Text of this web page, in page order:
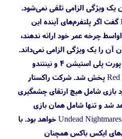
یک ویژگی الزامی تلقی نمی‌شود.
این مدیرعامل در صحبت با IGN گفت اگر پلتفرم‌های آینده این
چرخه عمر خود ارائه ندهند،
آن را یک ویژگی الزامی نمی‌داند.
بیانیه اخیر زلنیک پس از معرفی پورت پلی استیشن 4 و نینتندو
سوییچ بازی Red Dead Redemption پخش شد. شرکت راکستار
بازی شامل هیچ ارتقای چشمگیری
شد و تنها شامل همان بازی
اورجینال به همراه بسته الحاقی Undead Nightmares خواهد بود. با
ایکس باکس همچنان